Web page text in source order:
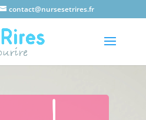
contact@nursesetrires.fr